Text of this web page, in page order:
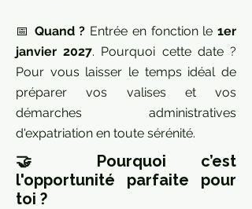
📅 Quand ? Entrée en fonction le 1er
janvier 2027. Pourquoi cette date ?
Pour vous laisser le temps idéal de
préparer vos valises et vos
démarches administratives
d'expatriation en toute sérénité.
🤝 Pourquoi c’est
l'opportunité parfaite pour
toi ?